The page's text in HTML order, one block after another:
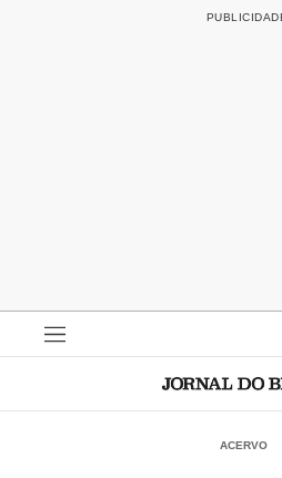
ACERVO